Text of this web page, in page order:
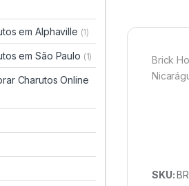
Brick
SKU:
em Alphaville (1)
em São Paulo (1)
Charutos Online